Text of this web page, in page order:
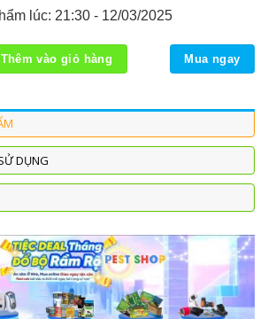
lúc: 21:30 - 12/03/2025
Thêm vào giỏ hàng Mua ngay
DỤNG